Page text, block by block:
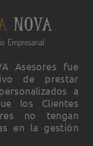
Asesores fue
de prestar
a
los Clientes
no tengan
en la gestión